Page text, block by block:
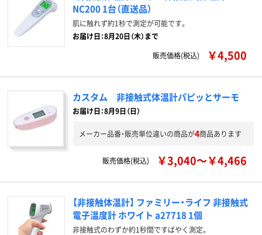
NC200 1台（直送品）
肌に触れず約1秒で測定が可能です。
お届け日：8月20日（木）まで
販売価格(税込)
￥4,500
カスタム 非接触式体温計パピッとサーモ
お届け日：8月9日（日）
メーカー品番・販売単位違いの商品が4商品あります
販売価格(税込) ￥3,040～￥4,466
【非接触体温計】 ファミリー・ライフ 非接触式
電子温度計 ホワイト a27718 1個
非接触式のわずか約1秒間ですばやく測定。